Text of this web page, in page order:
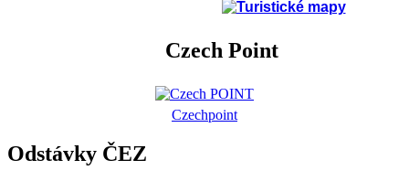
Czech Point
Czechpoint
Odstávky ČEZ